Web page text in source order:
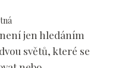
jen hledáním
světů, které se